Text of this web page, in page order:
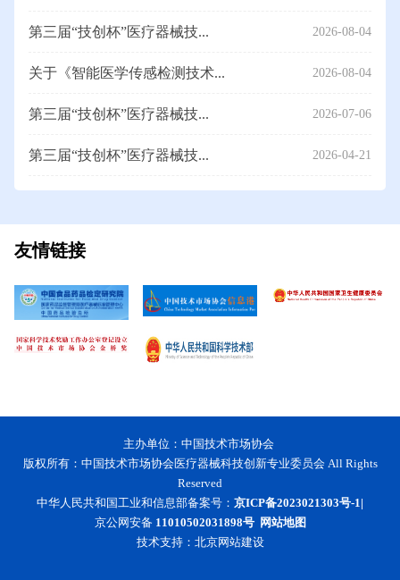
第三届“技创杯”医疗器械技... 2026-08-04
关于《智能医学传感检测技术... 2026-08-04
第三届“技创杯”医疗器械技... 2026-07-06
第三届“技创杯”医疗器械技... 2026-04-21
友情链接
主办单位：中国技术市场协会
版权所有：中国技术市场协会医疗器械科技创新专业委员会 All Rights
Reserved
中华人民共和国工业和信息部备案号： 京ICP备2023021303号-1|
京公网安备 11010502031898号 网站地图
技术支持： 北京网站建设